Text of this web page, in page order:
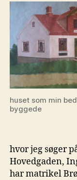
huset som min
byggede
hvor jeg søger
Hovedgaden,
har matrikel